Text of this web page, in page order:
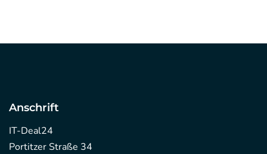
Anschrift
IT-Deal24
Portitzer Straße 34